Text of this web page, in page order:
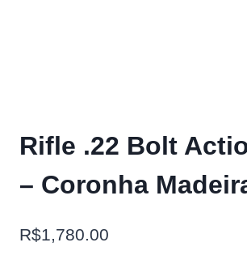
Rifle .22 Bolt
– Coronha
R$1,780.00